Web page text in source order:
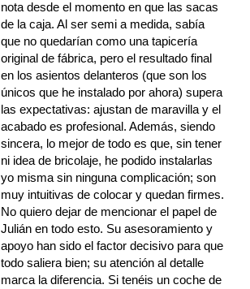
nota desde el momento en que las sacas
de la caja. Al ser semi a medida, sabía
que no quedarían como una tapicería
original de fábrica, pero el resultado final
en los asientos delanteros (que son los
únicos que he instalado por ahora) supera
las expectativas: ajustan de maravilla y el
acabado es profesional. Además, siendo
sincera, lo mejor de todo es que, sin tener
ni idea de bricolaje, he podido instalarlas
yo misma sin ninguna complicación; son
muy intuitivas de colocar y quedan firmes.
No quiero dejar de mencionar el papel de
Julián en todo esto. Su asesoramiento y
apoyo han sido el factor decisivo para que
todo saliera bien; su atención al detalle
marca la diferencia. Si tenéis un coche de